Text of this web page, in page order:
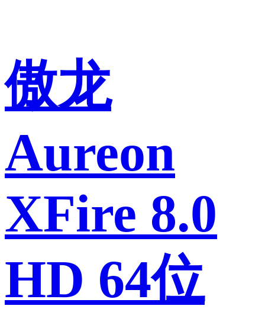
傲龙
Aureon
XFire 8.0
HD 64位